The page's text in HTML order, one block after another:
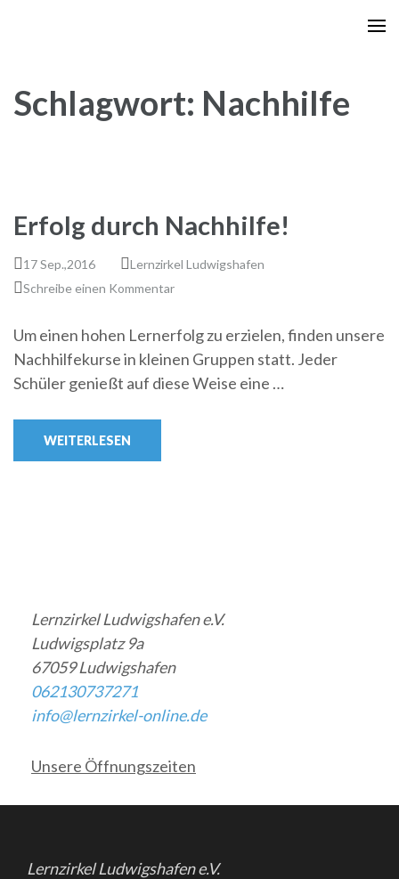
drücken)
Schlagwort: Nachhilfe
Erfolg durch Nachhilfe!
17 Sep.,2016
Lernzirkel Ludwigshafen
Schreibe einen Kommentar
Um einen hohen Lernerfolg zu erzielen, finden unsere
Nachhilfekurse in kleinen Gruppen statt. Jeder
Schüler genießt auf diese Weise eine …
WEITERLESEN
Lernzirkel Ludwigshafen e.V.
Ludwigsplatz 9a
67059 Ludwigshafen
062130737271
info@lernzirkel-online.de
Unsere Öffnungszeiten
Lernzirkel Ludwigshafen e.V.